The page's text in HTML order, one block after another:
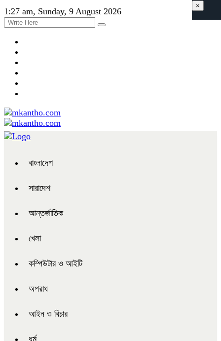
1:27 am, Sunday, 9 August 2026
বাংলাদেশ
সারাদেশ
আন্তর্জাতিক
খেলা
কম্পিউটার ও আইটি
অপরাধ
আইন ও বিচার
ধর্ম
×